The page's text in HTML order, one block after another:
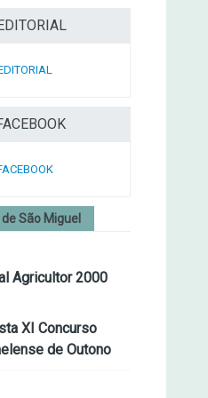
São Miguel
Agricultor 2000
XI Concurso
de Outono